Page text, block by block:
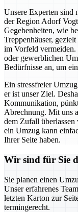
Unsere Experten sind
der Region Adorf
Gegebenheiten, wie
Treppenhäuser,
im Vorfeld vermeiden.
oder gewerblichen
Bedürfnisse an, um
Ein stressfreier
er ist unser Ziel.
Kommunikation,
Abrechnung. Mit uns
dem Zufall
ein Umzug kann
Ihrer Seite haben.
Wir sind für Sie
Sie planen einen
Unser erfahrenes
letzten Karton zur
termingerecht.